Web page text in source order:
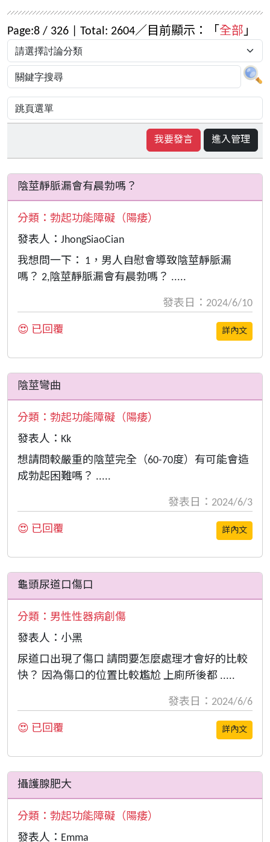
Page:8 / 326 | Total: 2604／目前顯示：「 全部」
我要發言 進入管理
陰莖靜脈漏會有晨勃嗎？
分類： 勃起功能障礙（陽痿）
發表人：JhongSiaoCian
我想問一下： 1，男人自慰會導致陰莖靜脈漏
嗎？ 2,陰莖靜脈漏會有晨勃嗎？ .....
發表日：2024/6/10
😍 已回覆 詳內文
陰莖彎曲
分類： 勃起功能障礙（陽痿）
發表人：Kk
想請問較嚴重的陰莖完全（60-70度）有可能會造
成勃起困難嗎？ .....
發表日：2024/6/3
😍 已回覆 詳內文
龜頭尿道口傷口
分類： 男性性器病創傷
發表人：小黑
尿道口出現了傷口 請問要怎麼處理才會好的比較
快？ 因為傷口的位置比較尷尬 上廁所後都 .....
發表日：2024/6/6
😍 已回覆 詳內文
攝護腺肥大
分類： 勃起功能障礙（陽痿）
發表人：Emma